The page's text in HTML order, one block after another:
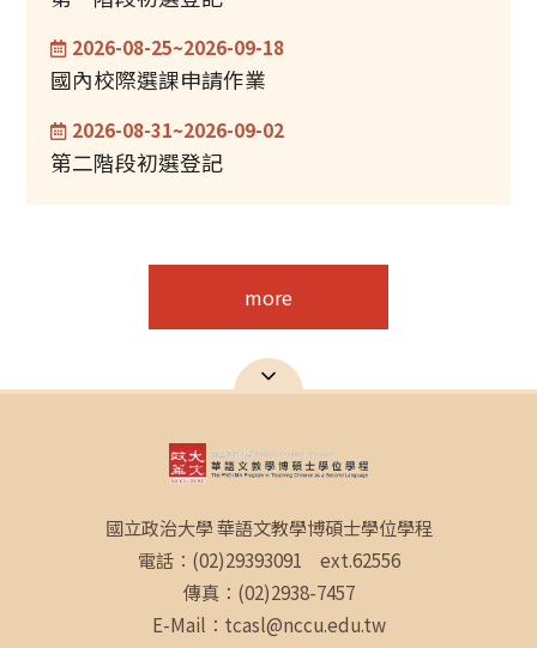
2026-08-25~2026-09-18
國內校際選課申請作業
2026-08-31~2026-09-02
第二階段初選登記
more
國立政治大學 華語文教學博碩士學位學程
電話：(02)29393091 ext.62556
傳真：(02)2938-7457
E-Mail：tcasl@nccu.edu.tw